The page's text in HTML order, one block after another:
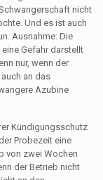
nicht
Und es ist auch
Ausnahme: Die
Gefahr darstellt
nur, wenn der
an das
Azubine
Kündigungsschutz
Probezeit eine
von zwei Wochen
der Betrieb nicht